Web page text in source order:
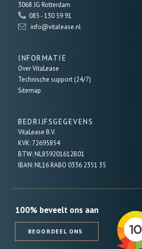
3068 JG Rotterdam
085 - 130 59 91
info@vitalease.nl
INFORMATIE
Over VitaLease
Technische support (24/7)
Sitemap
BEDRIJFSGEGEVENS
VitaLease B.V.
KVK: 72695854
BTW: NL859201612B01
IBAN: NL16 RABO 0336 2351 35
100% beveelt ons aan
BEOORDEEL ONS